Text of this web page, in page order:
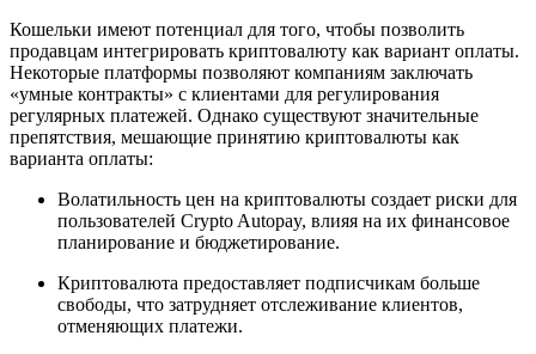
Кошельки имеют потенциал для того, чтобы позволить
продавцам интегрировать криптовалюту как вариант оплаты.
Некоторые платформы позволяют компаниям заключать
«умные контракты» с клиентами для регулирования
регулярных платежей. Однако существуют значительные
препятствия, мешающие принятию криптовалюты как
варианта оплаты:
Волатильность цен на криптовалюты создает риски для
пользователей Crypto Autopay, влияя на их финансовое
планирование и бюджетирование.
Криптовалюта предоставляет подписчикам больше
свободы, что затрудняет отслеживание клиентов,
отменяющих платежи.